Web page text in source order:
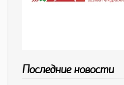
Последние новости